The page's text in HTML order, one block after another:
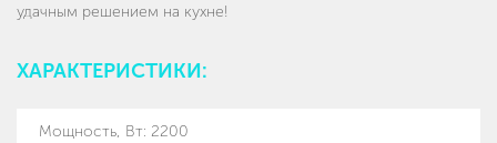
удачным решением на кухне!
ХАРАКТЕРИСТИКИ:
Мощность, Вт: 2200